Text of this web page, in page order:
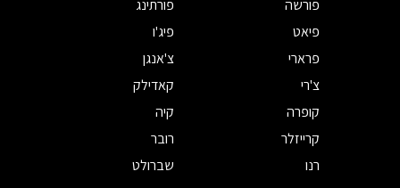
פורשה
פורתינג
פיאט
פיג'ו
פרארי
צ'אנגן
צ'רי
קאדילק
קופרה
קיה
קרייזלר
רובר
רנו
שברולט